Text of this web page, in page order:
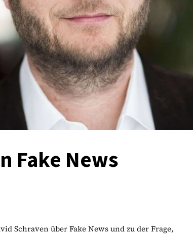
Fake News
Schraven über Fake News und zu der Frage,